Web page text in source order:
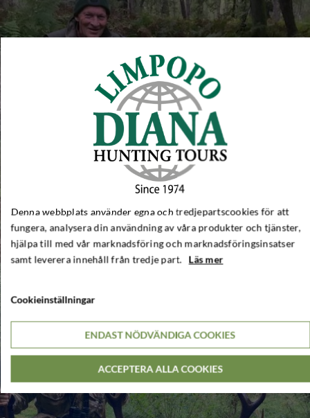
Denna webbplats använder egna och tredjepartscookies för att
fungera, analysera din användning av våra produkter och tjänster,
hjälpa till med vår marknadsföring och marknadsföringsinsatser
samt leverera innehåll från tredje part. Läs mer
Cookieinställningar
ENDAST NÖDVÄNDIGA COOKIES
ACCEPTERA ALLA COOKIES